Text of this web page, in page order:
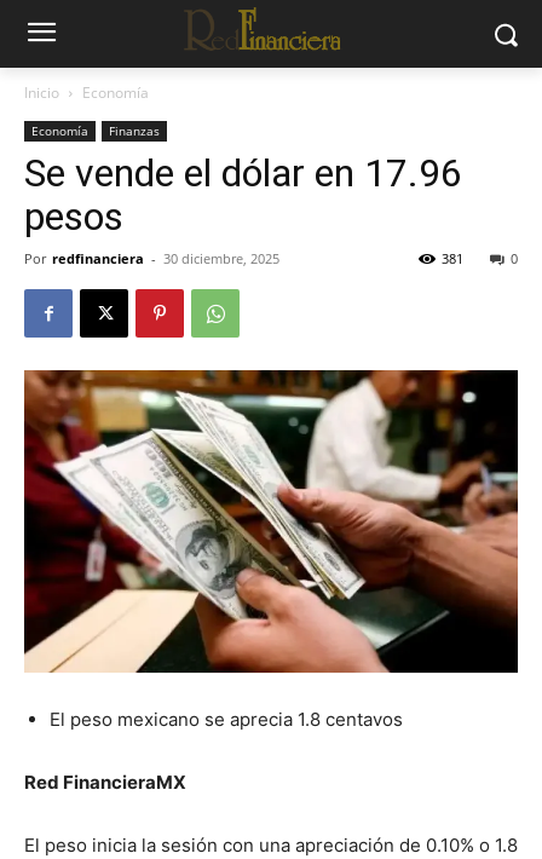
Inicio Economía
Economía Finanzas
Se vende el dólar en 17.96
pesos
Por redfinanciera - 30 diciembre, 2025 0
381
El peso mexicano se aprecia 1.8 centavos
Red FinancieraMX
El peso inicia la sesión con una apreciación de 0.10% o 1.8